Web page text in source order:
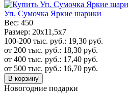
Уп. Сумочка Яркие шарики
Вес: 450
Размер: 20x11,5x7
100-200 тыс. руб.: 19,30 руб.
от 200 тыс. руб.: 18,30 руб.
от 400 тыс. руб.: 17,40 руб.
от 500 тыс. руб.: 16,70 руб.
В корзину
Новогодние подарки